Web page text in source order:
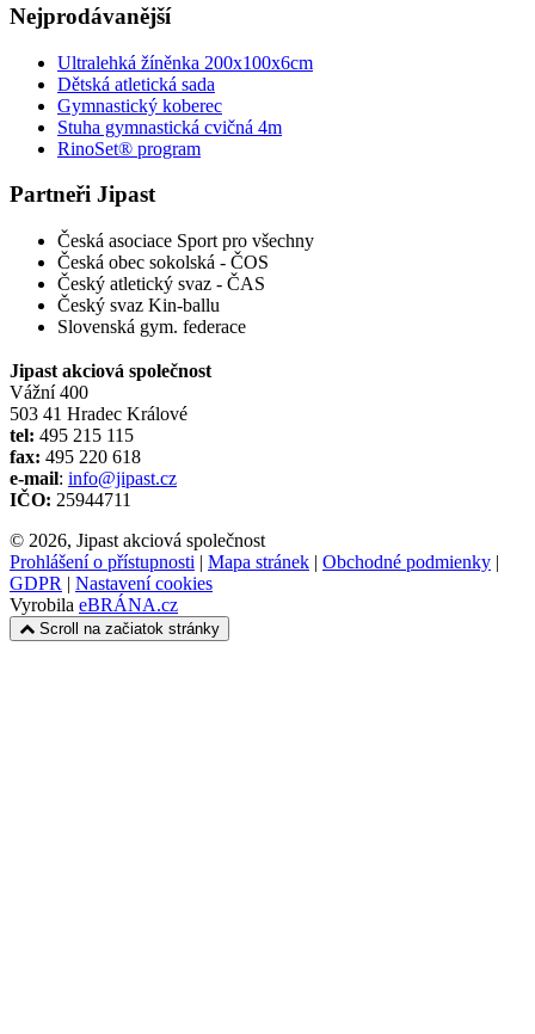
Nejprodávanější
Ultralehká žíněnka 200x100x6cm
Dětská atletická sada
Gymnastický koberec
Stuha gymnastická cvičná 4m
RinoSet® program
Partneři Jipast
Česká asociace Sport pro všechny
Česká obec sokolská - ČOS
Český atletický svaz - ČAS
Český svaz Kin-ballu
Slovenská gym. federace
Jipast akciová společnost
Vážní 400
503 41 Hradec Králové
tel: 495 215 115
fax: 495 220 618
e-mail: info@jipast.cz
IČO: 25944711
© 2026, Jipast akciová společnost
Prohlášení o přístupnosti | Mapa stránek | Obchodné podmienky |
GDPR | Nastavení cookies
Vyrobila eBRÁNA.cz
Scroll na začiatok stránky